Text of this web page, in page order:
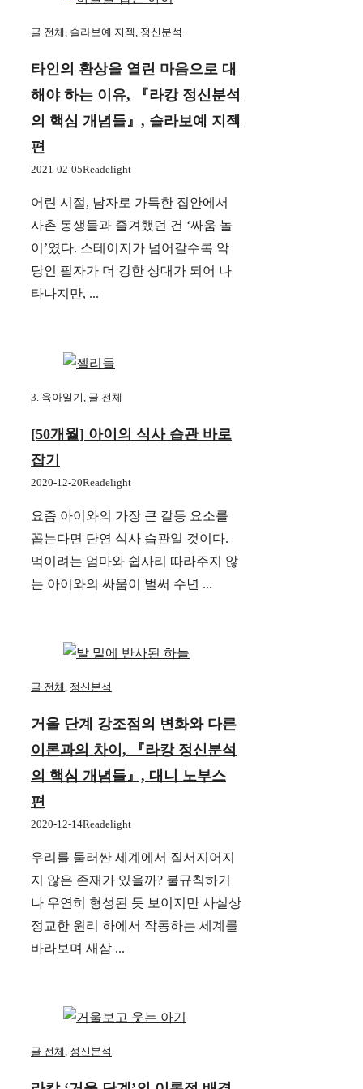
글 전체, 슬라보예 지젝, 정신분석
타인의 환상을 열린 마음으로 대
해야 하는 이유, 『라캉 정신분석
의 핵심 개념들』, 슬라보예 지젝
편
2021-02-05Readelight
어린 시절, 남자로 가득한 집안에서
사촌 동생들과 즐겨했던 건 ‘싸움 놀
이’였다. 스테이지가 넘어갈수록 악
당인 필자가 더 강한 상대가 되어 나
타나지만, ...
3. 육아일기 글 전체
[50개월] 아이의 식사 습관 바로
잡기
2020-12-20Readelight
요즘 아이와의 가장 큰 갈등 요소를
꼽는다면 단연 식사 습관일 것이다.
먹이려는 엄마와 쉽사리 따라주지 않
는 아이와의 싸움이 벌써 수년 ...
글 전체 정신분석
거울 단계 강조점의 변화와 다른
이론과의 차이, 『라캉 정신분석
의 핵심 개념들』, 대니 노부스
편
2020-12-14Readelight
우리를 둘러싼 세계에서 질서지어지
지 않은 존재가 있을까? 불규칙하거
나 우연히 형성된 듯 보이지만 사실상
정교한 원리 하에서 작동하는 세계를
바라보며 새삼 ...
글 전체, 정신분석